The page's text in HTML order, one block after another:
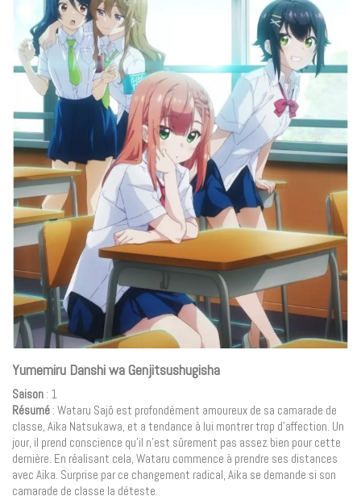
Yumemiru Danshi wa Genjitsushugisha
Saison : 1
Résumé : Wataru Sajô est profondément amoureux de sa camarade de
classe, Aika Natsukawa, et a tendance à lui montrer trop d’affection. Un
jour, il prend conscience qu’il n’est sûrement pas assez bien pour cette
dernière. En réalisant cela, Wataru commence à prendre ses distances
avec Aika. Surprise par ce changement radical, Aika se demande si son
camarade de classe la déteste.